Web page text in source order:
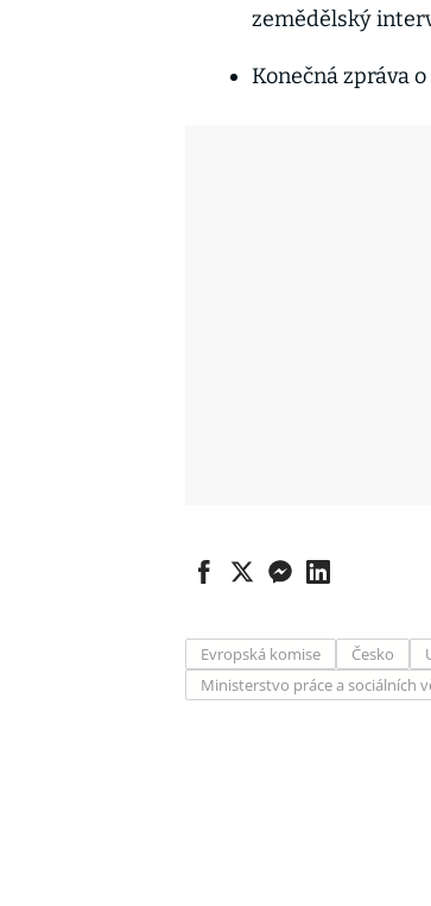
zemědělský
Konečná zpráva
Evropská komise Česko
Ministerstvo práce a sociálních